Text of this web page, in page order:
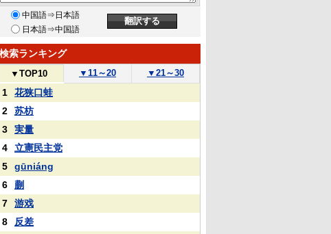
中国語⇒日本語
日本語⇒中国語
検索ランキング
▼ TOP10 ▼ 11～20 ▼ 21～30
1
花狭口蛙
2
苏枋
3
実量
4
立憲民主党
5
gūniáng
6
蒯
7
游戏
8
反差